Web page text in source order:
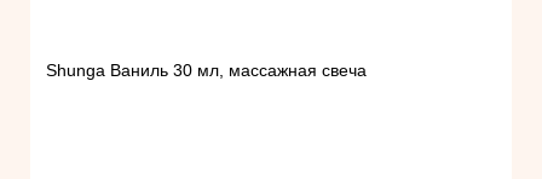
Shunga Ваниль 30 мл, массажная свеча